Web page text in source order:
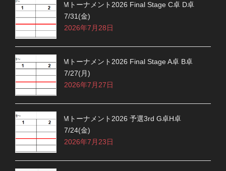
Mトーナメント2026 Final Stage C卓 D卓
7/31(金)
2026年7月28日
Mトーナメント2026 Final Stage A卓 B卓
7/27(月)
2026年7月27日
Mトーナメント2026 予選3rd G卓H卓
7/24(金)
2026年7月23日